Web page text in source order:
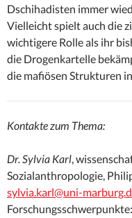
Dschihadisten immer
Vielleicht spielt auch die
wichtigere Rolle als ihr
die Drogenkartelle
die mafiösen Strukturen
Kontakte zum Thema:
Dr. Sylvia Karl,
Sozialanthropologie,
sylvia.karl@uni-
Forschungsschwerpunkte: